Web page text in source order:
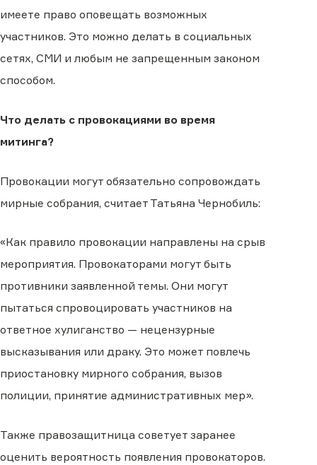
имеете право оповещать возможных
участников. Это можно делать в социальных
сетях, СМИ и любым не запрещенным законом
способом.
Что делать с провокациями во время
митинга?
Провокации могут обязательно сопровождать
мирные собрания, считает Татьяна Чернобиль:
«Как правило провокации направлены на срыв
мероприятия. Провокаторами могут быть
противники заявленной темы. Они могут
пытаться спровоцировать участников на
ответное хулиганство — нецензурные
высказывания или драку. Это может повлечь
приостановку мирного собрания, вызов
полиции, принятие административных мер».
Также правозащитница советует заранее
оценить вероятность появления провокаторов.